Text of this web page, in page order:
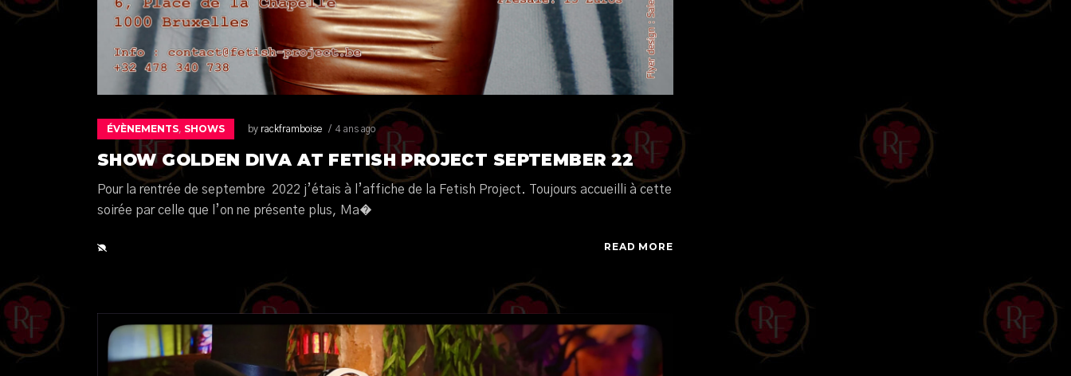
ÉVÈNEMENTS, SHOWS by rackframboise 4 ans ago
SHOW GOLDEN DIVA AT FETISH PROJECT SEPTEMBER 22
Pour la rentrée de septembre 2022 j’étais à l’affiche de la Fetish Project. Toujours accueilli à cette
soirée par celle que l’on ne présente plus, Ma�
READ MORE